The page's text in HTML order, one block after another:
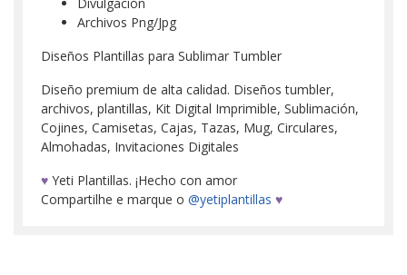
Archivos Png/Jpg
Diseños Plantillas para Sublimar Tumbler
Diseño premium de alta calidad. Diseños tumbler,
archivos, plantillas, Kit Digital Imprimible, Sublimación,
Cojines, Camisetas, Cajas, Tazas, Mug, Circulares,
Almohadas, Invitaciones Digitales
♥ Yeti Plantillas. ¡Hecho con amor
Compartilhe e marque o @yetiplantillas ♥